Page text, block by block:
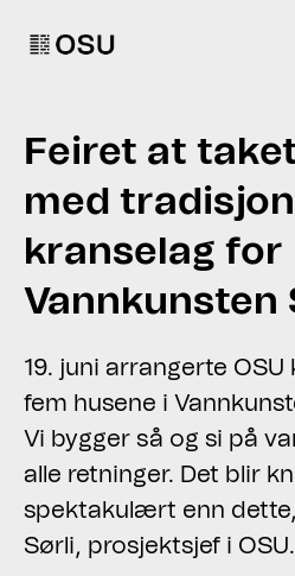
Feiret at
med
kranselag for
Vannkunsten
19. juni arrangerte
fem husene i
Vi bygger så og si på
alle retninger. Det blir
spektakulært enn
Sørli, prosjektsjef i OSU.